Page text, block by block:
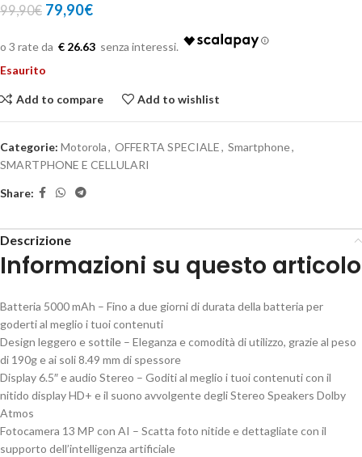
99,90€ 79,90€
€ 26.63
Esaurito
Add to compare Add to wishlist
Categorie: Motorola, OFFERTA SPECIALE, Smartphone,
SMARTPHONE E CELLULARI
Share:
Descrizione
Informazioni su questo articolo
Batteria 5000 mAh – Fino a due giorni di durata della batteria per
goderti al meglio i tuoi contenuti
Design leggero e sottile – Eleganza e comodità di utilizzo, grazie al peso
di 190g e ai soli 8.49 mm di spessore
Display 6.5″ e audio Stereo – Goditi al meglio i tuoi contenuti con il
nitido display HD+ e il suono avvolgente degli Stereo Speakers Dolby
Atmos
Fotocamera 13 MP con AI – Scatta foto nitide e dettagliate con il
supporto dell’intelligenza artificiale